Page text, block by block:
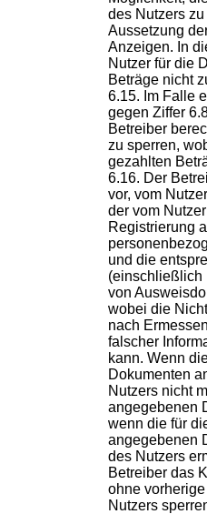
des Nutzers
Aussetzung
Anzeigen. In
Nutzer für die
Beträge nicht
Im Falle
gegen Ziffer
Betreiber
zu sperren,
gezahlten
Der
vor, vom
der vom
Registrierung
und die
(einschließlich
von
wobei die
nach
falscher
kann. Wenn
Dokumenten
Nutzers nicht
angegebenen
wenn die für
angegebenen
des Nutzers
Betreiber das
ohne
Nutzers